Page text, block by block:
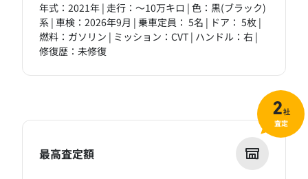
年式：2021年 | 走行：～10万キロ | 色：黒(ブラック)
系 | 車検：2026年9月 | 乗車定員： 5名 | ドア： 5枚 |
燃料：ガソリン | ミッション：CVT | ハンドル：右 |
修復歴：未修復
最高査定額
2社
査定